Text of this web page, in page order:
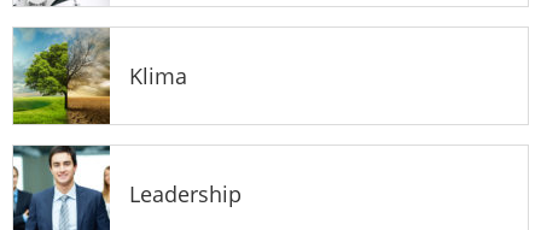
Klima
Leadership